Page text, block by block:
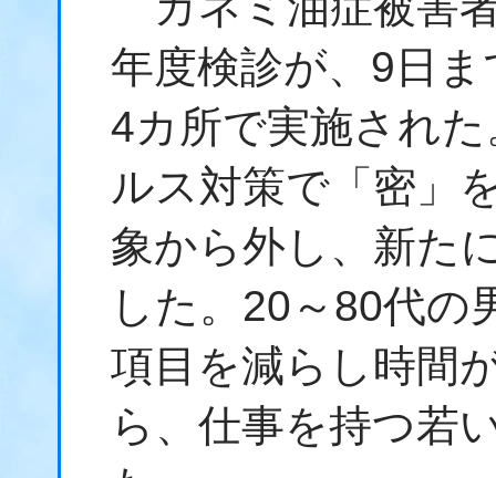
年度検診が、9日
4カ所で実施され
ルス対策で「密」
象から外し、新た
した。20～80代の
項目を減らし時間
ら、仕事を持つ若